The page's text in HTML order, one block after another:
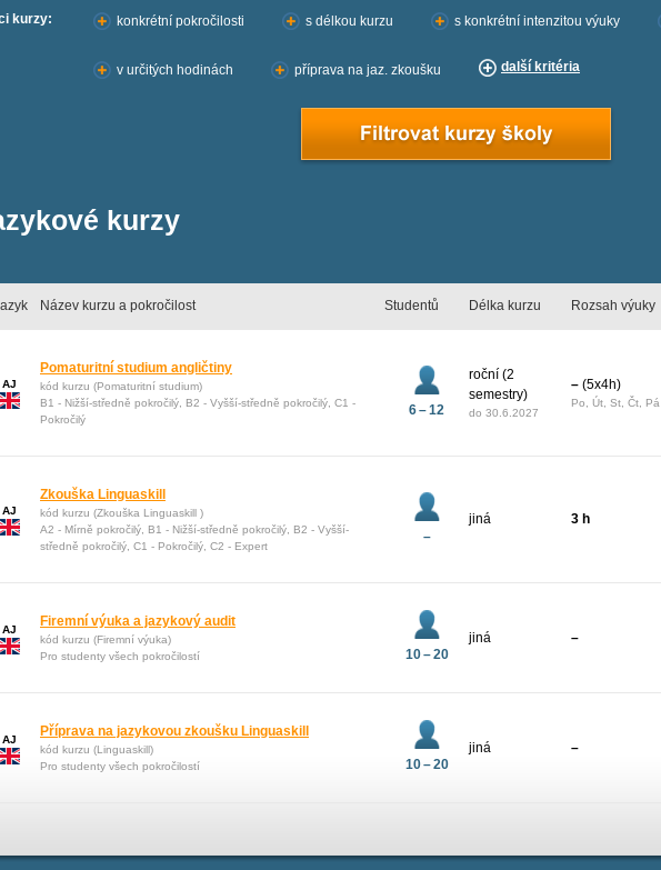
kurzy: konkrétní pokročilosti s délkou kurzu s konkrétní intenzitou výuky
v určitých hodinách příprava na jaz. zkoušku další kritéria
kurzy
Název kurzu a pokročilost Studentů Délka kurzu Rozsah výuky
AJ
Pomaturitní studium angličtiny
kód kurzu (Pomaturitní studium)
B1 - Nižší-středně pokročilý, B2 - Vyšší-středně pokročilý, C1 -
Pokročilý
6 – 12
roční (2
semestry)
do 30.6.2027
– (5x4h)
Po, Út, St, Čt, Pá
AJ
Zkouška Linguaskill
kód kurzu (Zkouška Linguaskill )
A2 - Mírně pokročilý, B1 - Nižší-středně pokročilý, B2 - Vyšší-
středně pokročilý, C1 - Pokročilý, C2 - Expert
–
jiná 3 h
AJ
Firemní výuka a jazykový audit
kód kurzu (Firemní výuka)
Pro studenty všech pokročilostí
10 – 20
jiná –
AJ
Příprava na jazykovou zkoušku Linguaskill
kód kurzu (Linguaskill)
Pro studenty všech pokročilostí
10 – 20
jiná –